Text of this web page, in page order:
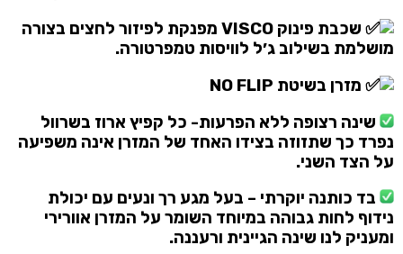
שכבת פינוק VISCO מפנקת לפיזור לחצים בצורה
מושלמת בשילוב ג׳ל לוויסות טמפרטורה.
מזרן בשיטת NO FLIP
שינה רצופה ללא הפרעות- כל קפיץ ארוז בשרוול
נפרד כך שתזוזה בצידו האחד של המזרן אינה משפיעה
על הצד השני.
בד כותנה יוקרתי – בעל מגע רך ונעים עם יכולת
נידוף לחות גבוהה במיוחד השומר על המזרן אוורירי
ומעניק לנו שינה הגיינית ורעננה.